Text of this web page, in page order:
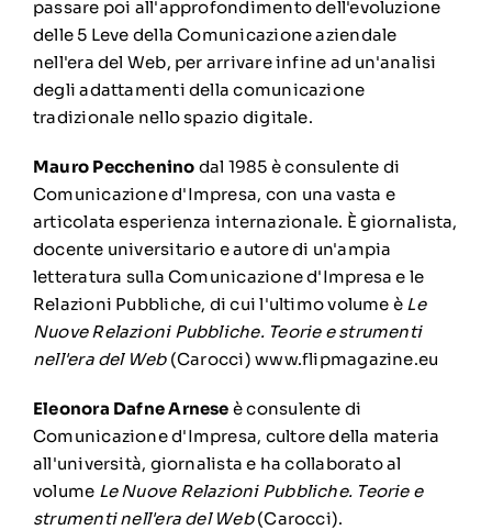
passare poi all'approfondimento dell'evoluzione
delle 5 Leve della Comunicazione aziendale
nell'era del Web, per arrivare infine ad un'analisi
degli adattamenti della comunicazione
tradizionale nello spazio digitale.
Mauro Pecchenino dal 1985 è consulente di
Comunicazione d'Impresa, con una vasta e
articolata esperienza internazionale. È giornalista,
docente universitario e autore di un'ampia
letteratura sulla Comunicazione d'Impresa e le
Relazioni Pubbliche, di cui l'ultimo volume è Le
Nuove Relazioni Pubbliche. Teorie e strumenti
nell'era del Web (Carocci)www.flipmagazine.eu
Eleonora Dafne Arnese è consulente di
Comunicazione d'Impresa, cultore della materia
all'università, giornalista e ha collaborato al
volume Le Nuove Relazioni Pubbliche. Teorie e
strumenti nell'era del Web(Carocci).